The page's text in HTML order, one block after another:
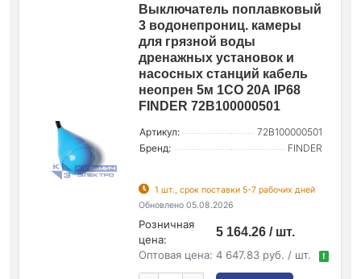
Выключатель поплавковый
3 водонепрониц. камеры
для грязной воды
дренажных установок и
насосных станций кабель
неопрен 5м 1CO 20А IP68
FINDER 72B100000501
Артикул:
72B100000501
Бренд:
FINDER
1 шт., срок поставки 5-7 рабочих дней
Обновлено 05.08.2026
Розничная
цена:
5 164.26 / шт.
Оптовая цена: 4 647.83 руб. / шт. !